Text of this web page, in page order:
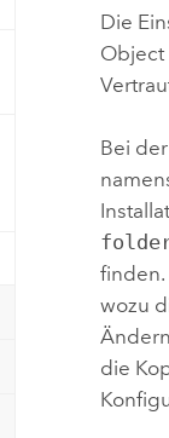
Die
Object
Bei
wozu
die